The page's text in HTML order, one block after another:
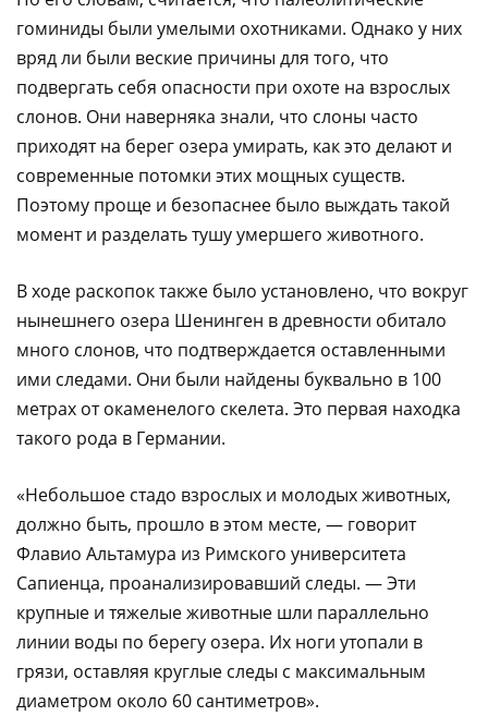
гоминиды были умелыми охотниками. Однако у них
вряд ли были веские причины для того, что
подвергать себя опасности при охоте на взрослых
слонов. Они наверняка знали, что слоны часто
приходят на берег озера умирать, как это делают и
современные потомки этих мощных существ.
Поэтому проще и безопаснее было выждать такой
момент и разделать тушу умершего животного.
В ходе раскопок также было установлено, что вокруг
нынешнего озера Шенинген в древности обитало
много слонов, что подтверждается оставленными
ими следами. Они были найдены буквально в 100
метрах от окаменелого скелета. Это первая находка
такого рода в Германии.
«Небольшое стадо взрослых и молодых животных,
должно быть, прошло в этом месте, — говорит
Флавио Альтамура из Римского университета
Сапиенца, проанализировавший следы. — Эти
крупные и тяжелые животные шли параллельно
линии воды по берегу озера. Их ноги утопали в
грязи, оставляя круглые следы с максимальным
диаметром около 60 сантиметров».